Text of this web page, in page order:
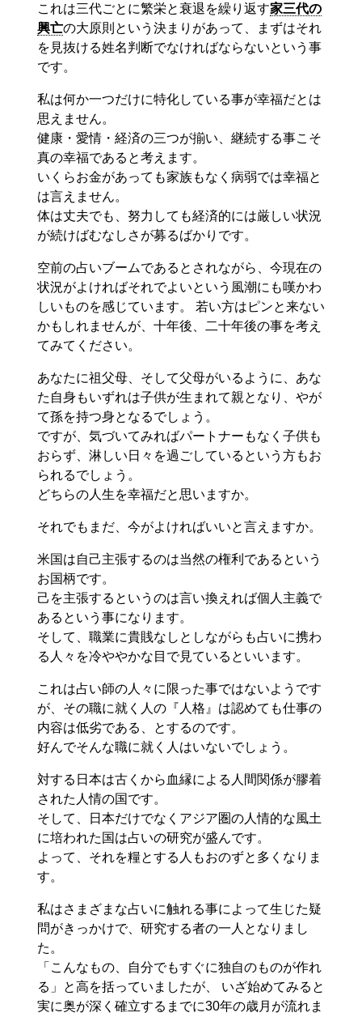
これは三代ごとに繁栄と衰退を繰り返す家三代の
興亡の大原則という決まりがあって、まずはそれ
を見抜ける姓名判断でなければならないという事
です。
私は何か一つだけに特化している事が幸福だとは
思えません。
健康・愛情・経済の三つが揃い、継続する事こそ
真の幸福であると考えます。
いくらお金があっても家族もなく病弱では幸福と
は言えません。
体は丈夫でも、努力しても経済的には厳しい状況
が続けばむなしさが募るばかりです。
空前の占いブームであるとされながら、今現在の
状況がよければそれでよいという風潮にも嘆かわ
しいものを感じています。 若い方はピンと来ない
かもしれませんが、十年後、二十年後の事を考え
てみてください。
あなたに祖父母、そして父母がいるように、あな
た自身もいずれは子供が生まれて親となり、やが
て孫を持つ身となるでしょう。
ですが、気づいてみればパートナーもなく子供も
おらず、淋しい日々を過ごしているという方もお
られるでしょう。
どちらの人生を幸福だと思いますか。
それでもまだ、今がよければいいと言えますか。
米国は自己主張するのは当然の権利であるという
お国柄です。
己を主張するというのは言い換えれば個人主義で
あるという事になります。
そして、職業に貴賎なしとしながらも占いに携わ
る人々を冷ややかな目で見ているといいます。
これは占い師の人々に限った事ではないようです
が、その職に就く人の『人格』は認めても仕事の
内容は低劣である、とするのです。
好んでそんな職に就く人はいないでしょう。
対する日本は古くから血縁による人間関係が膠着
された人情の国です。
そして、日本だけでなくアジア圏の人情的な風土
に培われた国は占いの研究が盛んです。
よって、それを糧とする人もおのずと多くなりま
す。
私はさまざまな占いに触れる事によって生じた疑
問がきっかけで、研究する者の一人となりまし
た。
「こんなもの、自分でもすぐに独自のものが作れ
る」と高を括っていましたが、 いざ始めてみると
実に奥が深く確立するまでに30年の歳月が流れま